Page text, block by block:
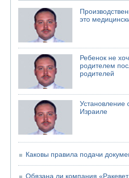
это
Ребенок не
родителем
родителей
Установление
Израиле
Каковы правила подачи
Обязана ли компания «Ракевет